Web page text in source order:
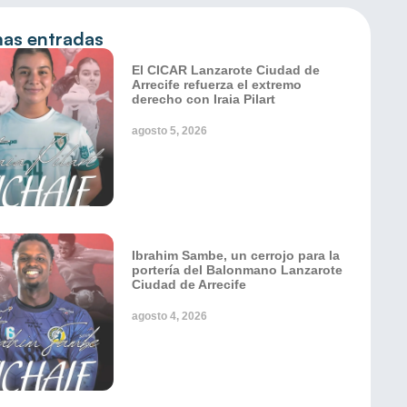
entradas
El CICAR Lanzarote Ciudad de
Arrecife refuerza el extremo
derecho con Iraia Pilart
agosto 5, 2026
Ibrahim Sambe, un cerrojo para la
portería del Balonmano Lanzarote
Ciudad de Arrecife
agosto 4, 2026